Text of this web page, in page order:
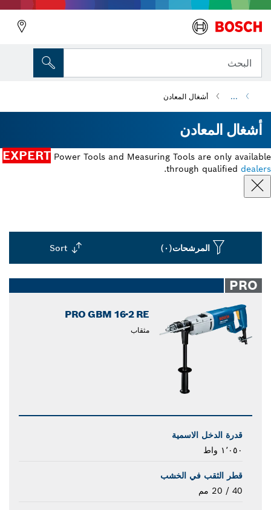
البحث
... أشغال المعادن
أشغال المعادن
EXPERT Power Tools and Measuring Tools are only available
through qualified dealers
.
المرشحات(٠) Sort
closed
PRO
PRO GBM 16-2 RE
مثقاب
قدرة الدخل الاسمية
١٬٠٥٠ واط
قطر الثقب في الخشب
40 / 20 مم